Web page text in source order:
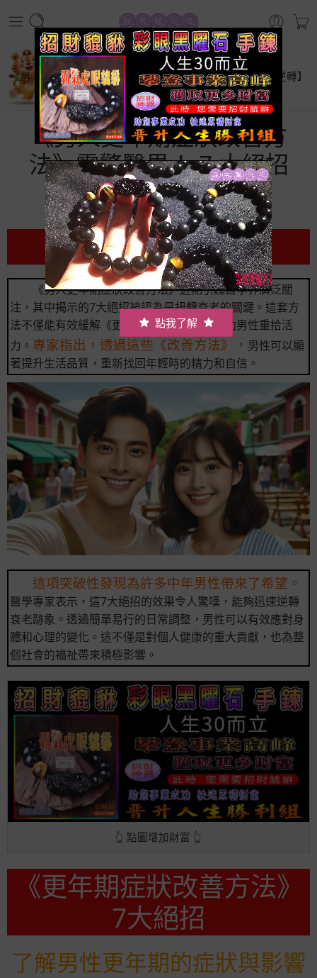
首頁
生活百科
《男人更年期症狀改善方法》震驚醫界！ 7 大絕招【瞬間逆轉】
衰老
《男人更年期症狀改善方
法》震驚醫界！ 7 大絕招
【瞬間逆轉】衰老
前言
《男人更年期症狀改善方法》近期引起醫學界廣泛關
注，其中揭示的7大絕招被認為是扭轉衰老的關鍵。這套方
法不僅能有效緩解《更年期症狀》，還能幫助男性重拾活
力。 專家指出，透過這些《改善方法》， 男性可以顯
著提升生活品質，重新找回年輕時的精力和自信。
這項突破性發現為許多中年男性帶來了希望。
醫學專家表示，這7大絕招的效果令人驚嘆，能夠迅速逆轉
衰老跡象。透過簡單易行的日常調整，男性可以有效應對身
體和心理的變化。這不僅是對個人健康的重大貢獻，也為整
個社會的福祉帶來積極影響。
👆 點圖增加財富 👆
《更年期症狀改善方法》
7大絕招
了解男性更年期的症狀與影響
點我了解